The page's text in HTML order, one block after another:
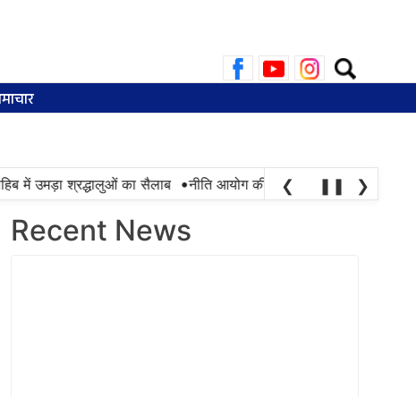
Search
for:
श्रद्धालुओं का सैलाब •नीति आयोग की रैंकिंग में पंजाब ने केरल को पछाड़ा;
❮ ❚❚ ❯
Recent News